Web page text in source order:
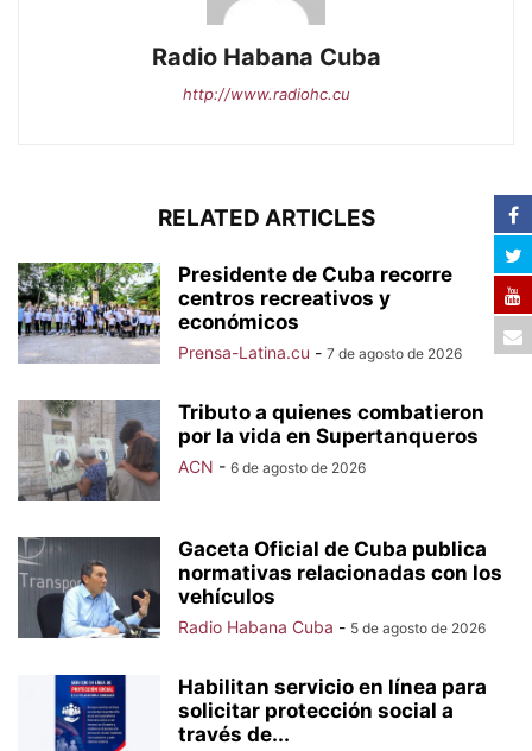
Radio Habana Cuba
http://www.radiohc.cu
RELATED ARTICLES
Presidente de Cuba recorre
centros recreativos y
económicos
Prensa-Latina.cu - 7 de agosto de 2026
Tributo a quienes combatieron
por la vida en Supertanqueros
ACN - 6 de agosto de 2026
Gaceta Oficial de Cuba publica
normativas relacionadas con los
vehículos
Radio Habana Cuba - 5 de agosto de 2026
Habilitan servicio en línea para
solicitar protección social a
través de...